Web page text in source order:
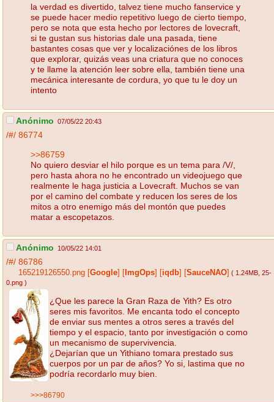
la verdad es divertido, talvez tiene mucho fanservice y
se puede hacer medio repetitivo luego de cierto tiempo,
pero se nota que esta hecho por lectores de lovecraft,
si te gustan sus historias dale una pasada, tiene
bastantes cosas que ver y localizaciónes de los libros
que explorar, quizás veas una criatura que no conoces
y te llame la atención leer sobre ella, también tiene una
mecánica interesante de cordura, yo que tu le doy un
intento
Anónimo 07/05/22 20:43
/#/ 86774
>>86759
No quiero desviar el hilo porque es un tema para /V/,
pero hasta ahora no he encontrado un videojuego que
realmente le haga justicia a Lovecraft. Muchos se van
por el camino del combate y reducen los seres de los
mitos a otro enemigo más del montón que puedes
matar a escopetazos.
Anónimo 10/05/22 14:01
/#/ 86786
165219126550.png Google ImgOps iqdb SauceNAO ( 1.24MB , 25-
0.png )
¿Que les parece la Gran Raza de Yith? Es otro
seres mis favoritos. Me encanta todo el concepto
de enviar sus mentes a otros seres a través del
tiempo y el espacio, tanto por investigación o como
un mecanismo de supervivencia.
¿Dejarían que un Yithiano tomara prestado sus
cuerpos por un par de años? Yo si, lastima que no
podría recordarlo muy bien.
>>>86790